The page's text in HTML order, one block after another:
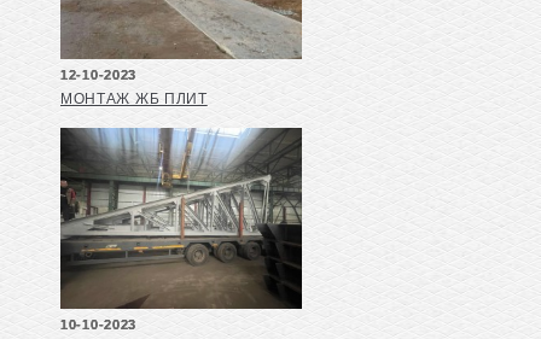
12-10-2023
МОНТАЖ ЖБ ПЛИТ
10-10-2023